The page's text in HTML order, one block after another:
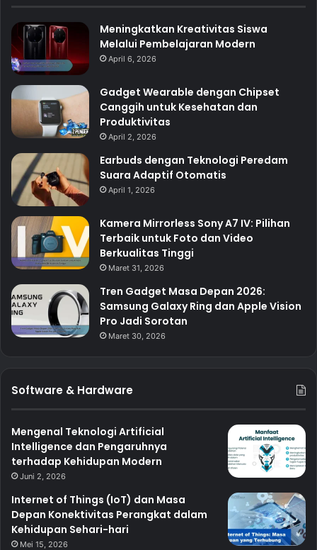
Meningkatkan Kreativitas Siswa
Melalui Pembelajaran Modern
April 6, 2026
Gadget Wearable dengan Chipset
Canggih untuk Kesehatan dan
Produktivitas
April 2, 2026
Earbuds dengan Teknologi Peredam
Suara Adaptif Otomatis
April 1, 2026
Kamera Mirrorless Sony A7 IV: Pilihan
Terbaik untuk Foto dan Video
Berkualitas Tinggi
Maret 31, 2026
Tren Gadget Masa Depan 2026:
Samsung Galaxy Ring dan Apple Vision
Pro Jadi Sorotan
Maret 30, 2026
Software & Hardware
Mengenal Teknologi Artificial
Intelligence dan Pengaruhnya
terhadap Kehidupan Modern
Juni 2, 2026
Internet of Things (IoT) dan Masa
Depan Konektivitas Perangkat dalam
Kehidupan Sehari-hari
Mei 15, 2026